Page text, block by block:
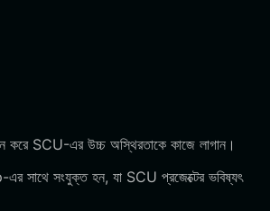
করে SCU-এর উচ্চ অস্থিরতাকে কাজে লাগান।
এর সাথে সংযুক্ত হন, যা SCU প্রজেক্টের ভবিষ্যৎ